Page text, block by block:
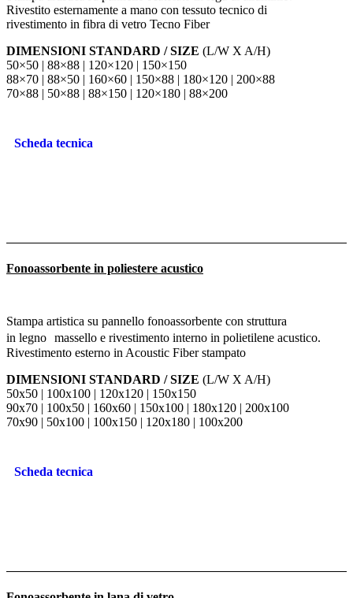
Rivestito esternamente a mano con tessuto tecnico di
rivestimento in fibra di vetro Tecno Fiber
DIMENSIONI STANDARD / SIZE (L/W X A/H)
50×50 | 88×88 | 120×120 | 150×150
88×70 | 88×50 | 160×60 | 150×88 | 180×120 | 200×88
70×88 | 50×88 | 88×150 | 120×180 | 88×200
Scheda tecnica
Fonoassorbente in poliestere acustico
Stampa artistica su pannello fonoassorbente con struttura
in legno massello e rivestimento interno in polietilene acustico.
Rivestimento esterno in Acoustic Fiber stampato
DIMENSIONI STANDARD / SIZE (L/W X A/H)
50x50 | 100x100 | 120x120 | 150x150
90x70 | 100x50 | 160x60 | 150x100 | 180x120 | 200x100
70x90 | 50x100 | 100x150 | 120x180 | 100x200
Scheda tecnica